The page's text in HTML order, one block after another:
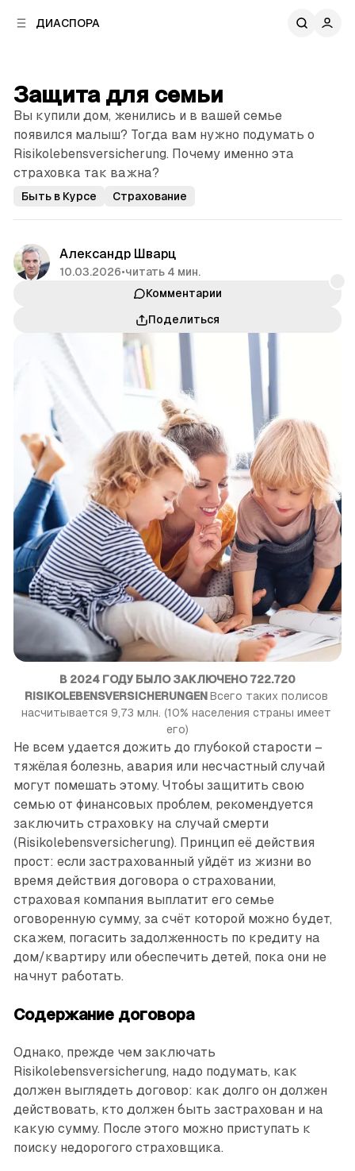
ДИАСПОРА
Защита для семьи
Вы купили дом, женились и в вашей семье
появился малыш? Тогда вам нужно подумать о
Risikolebensversicherung. Почему именно эта
страховка так важна?
Быть в Курсе Страхование
Александр Шварц
10.03.2026•читать 4 мин.
Комментарии
Поделиться
В 2024 ГОДУ БЫЛО ЗАКЛЮЧЕНО 722.720
RISIKOLEBENSVERSICHERUNGENВсего таких полисов
насчитывается 9,73 млн. (10% населения страны имеет
его)
Не всем удается дожить до глубокой старости –
тяжёлая болезнь, авария или несчастный случай
могут помешать этому. Чтобы защитить свою
семью от финансовых проблем, рекомендуется
заключить страховку на случай смерти
(Risikolebensversicherung). Принцип её действия
прост: если застрахованный уйдёт из жизни во
время действия договора о страховании,
страховая компания выплатит его семье
оговоренную сумму, за счёт которой можно будет,
скажем, погасить задолженность по кредиту на
дом/квартиру или обеспечить детей, пока они не
начнут работать.
Содержание договора
Однако, прежде чем заключать
Risikolebensversicherung, надо подумать, как
должен выглядеть договор: как долго он должен
действовать, кто должен быть застрахован и на
какую сумму. После этого можно приступать к
поиску недорогого страховщика.